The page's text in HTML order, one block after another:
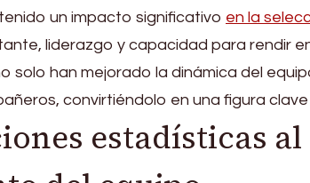
un impacto significativo en la
liderazgo y capacidad para rendir
solo han mejorado la dinámica del
convirtiéndolo en una figura clave
estadísticas al